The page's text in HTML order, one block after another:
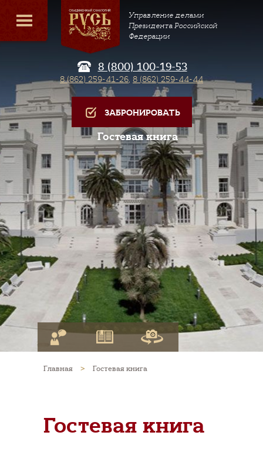
Управление делами
Президента Российской
Федерации
8 (800) 100-19-53
8 (862) 259-41-26, 8 (862) 259-44-44
ЗАБРОНИРОВАТЬ
Гостевая книга
Главная > Гостевая книга
Гостевая книга